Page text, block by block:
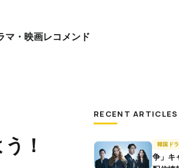
マ・映画レコメンド
！
RECENT ARTICLES
韓国ド
争」キ